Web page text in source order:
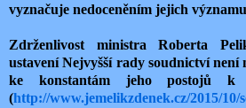
vyznačuje nedoceněním jejich
Zdrženlivost ministra Roberta
ustavení Nejvyšší rady soudnictví
ke konstantám jeho postojů k
(http://www.jemelikzdenek.cz/2015/10/